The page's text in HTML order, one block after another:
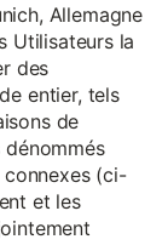
Allemagne
Utilisateurs la
des
entier, tels
de
(ci-
et les